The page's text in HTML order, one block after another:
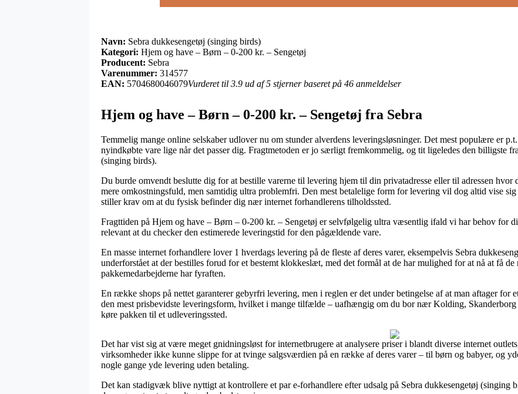
Navn: Sebra dukkesengetøj (singing birds)
Kategori: Hjem og have – Børn – 0-200 kr. – Sengetøj
Producent: Sebra
Varenummer: 314577
EAN: 5704680046079Vurderet til 3.9 ud af 5 stjerner baseret på 46 anmeldelser
Hjem og have – Børn – 0-200 kr. – Sengetøj fra Sebra
Temmelig mange online selskaber udlover nu om stunder alverdens leveringsløsninger. Det mest populære er
nyindkøbte vare lige når det passer dig. Fragtmetoden er jo særligt fremkommelig, og tit ligeledes den billigste
(singing birds).
Du burde omvendt beslutte dig for at bestille varerne til levering hjem til din privatadresse eller til adressen
mere omkostningsfuld, men samtidig ultra problemfri. Den mest betalelige form for levering vil dog altid vise
stiller krav om at du fysisk befinder dig nær internet forhandlerens tilholdssted.
Fragttiden på Hjem og have – Børn – 0-200 kr. – Sengetøj er selvfølgelig ultra væsentlig ifald vi har behov for
relevant at du checker den estimerede leveringstid for den pågældende vare.
En masse internet forhandlere lover 1 hverdags levering på de fleste af deres varer, eksempelvis Sebra
underforstået at der bestilles forud for et bestemt klokkeslæt, med det formål at de har mulighed for at nå at få de
pakkemedarbejderne har fyraften.
En række shops på nettet garanterer gebyrfri levering, men i reglen er det under betingelse af at man aftager for
den mest prisbevidste leveringsform, hvilket i mange tilfælde – uafhængig om du bor nær Kolding,
køre pakken til et udleveringssted.
Det har vist sig at være meget gnidningsløst for internetbrugere at analysere priser i blandt diverse internet
virksomheder ikke kunne slippe for at tvinge salgsværdien på en række af deres varer – til børn og babyer, og
nogle gange yde levering uden betaling.
Det kan stadigvæk blive nyttigt at kontrollere et par e-forhandlere efter udsalg på Sebra dukkesengetøj (singing